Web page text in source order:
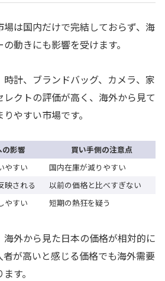
場は国内だけで完結しておらず、海
動きにも影響を受けます。
計、ブランドバッグ、カメラ、家
クトの評価が高く、海外から見て
やすい市場です。
影響
買い手側の注意点
やすい
国内在庫が減りやすい
映される
以前の価格と比べすぎない
やすい 短期の熱狂を疑う
海外から見た日本の価格が相対的に
が高いと感じる価格でも海外需要
す。